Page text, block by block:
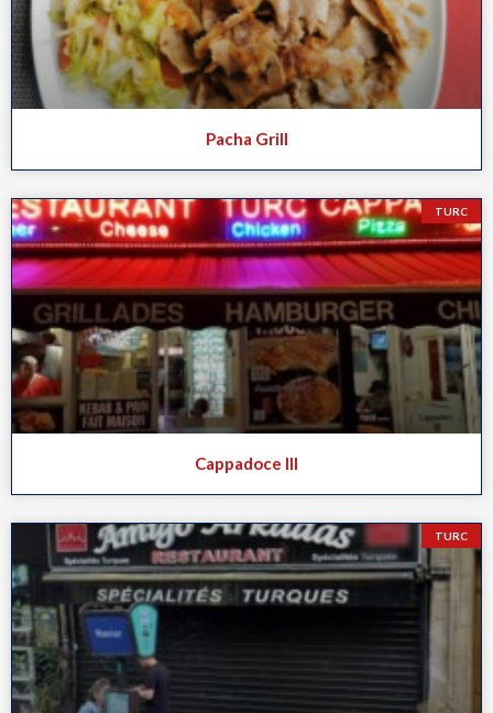
Pacha Grill
TURC
Cappadoce III
TURC